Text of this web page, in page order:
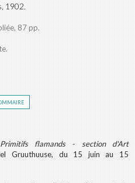
1902.
87 pp.
flamands - section d'Art
Gruuthuuse, du 15 juin au 15